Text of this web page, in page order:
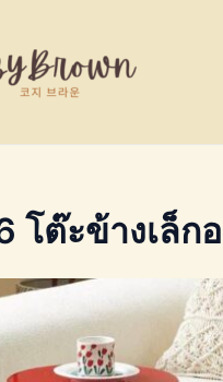
โต๊ะข้างเล็ก